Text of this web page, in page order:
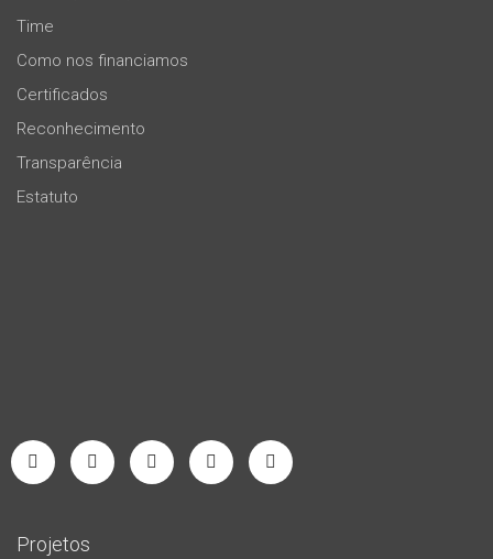
Time
Como nos financiamos
Certificados
Reconhecimento
Transparência
Estatuto
Projetos